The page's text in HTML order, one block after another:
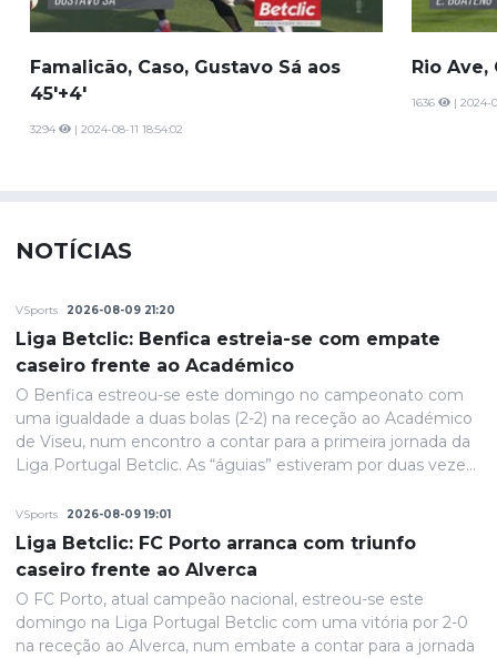
Famalicão, Caso, Gustavo Sá aos
45'+4'
3294 | 2024-08-11 18:54:02
Rio Ave,
1636 | 2024-
NOTÍCIAS
VSports 2026-08-09 21:20
Liga Betclic: Benfica estreia-se com empate
caseiro frente ao Académico
O Benfica estreou-se este domingo no campeonato com
uma igualdade a duas bolas (2-2) na receção ao Académico
de Viseu, num encontro a contar para a primeira jornada da
Liga Portugal Betclic. As “águias” estiveram por duas vezes
ponto na partida inaugural disputada à porta fechada no
Estádio da Luz.
VSports 2026-08-09 19:01
Liga Betclic: FC Porto arranca com triunfo
caseiro frente ao Alverca
O FC Porto, atual campeão nacional, estreou-se este
domingo na Liga Portugal Betclic com uma vitória por 2-0
na receção ao Alverca, num embate a contar para a jornada